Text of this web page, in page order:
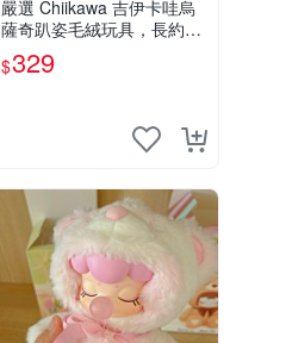
嚴選 Chiikawa 吉伊卡哇烏
薩奇趴姿毛絨玩具，長約30
cm，質地超軟適合收藏 烏
薩奇 Chiikawa 毛絨 超軟
$329